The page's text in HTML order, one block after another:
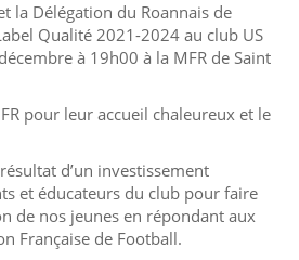
la Délégation du Roannais de
Qualité 2021-2024 au club US
à 19h00 à la MFR de Saint
pour leur accueil chaleureux et le
d’un investissement
et éducateurs du club pour faire
de nos jeunes en répondant aux
Française de Football.